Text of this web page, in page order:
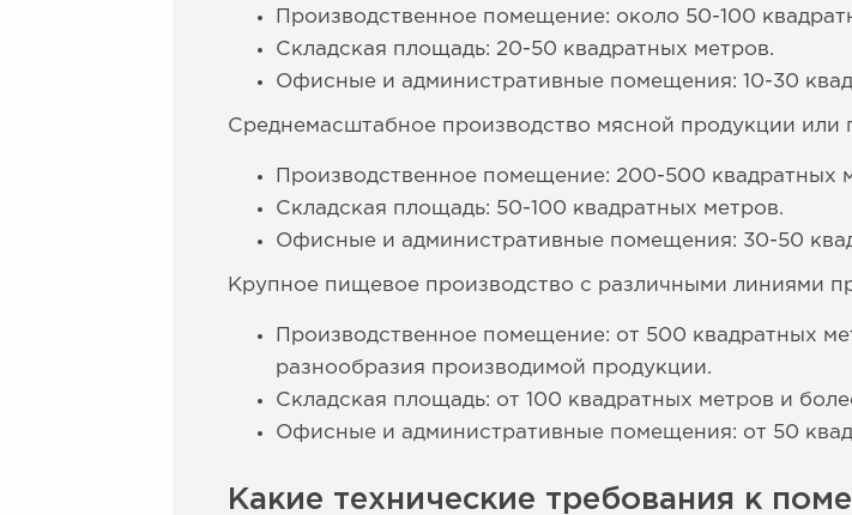
Производственное помещение: около 50-100
Складская площадь: 20-50 квадратных метров.
Офисные и административные помещения: 10-30
Среднемасштабное производство мясной продукции или
Производственное помещение: 200-500 квадратных
Складская площадь: 50-100 квадратных метров.
Офисные и административные помещения: 30-50
Крупное пищевое производство с различными линиями
Производственное помещение: от 500 квадратных
разнообразия производимой продукции.
Складская площадь: от 100 квадратных метров и
Офисные и административные помещения: от 50
Какие технические требования к